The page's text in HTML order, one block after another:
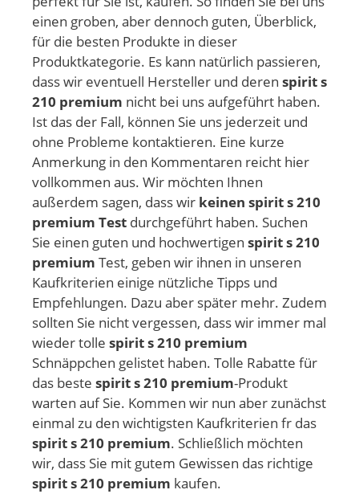
einen groben, aber dennoch guten, Überblick,
für die besten Produkte in dieser
Produktkategorie. Es kann natürlich passieren,
dass wir eventuell Hersteller und deren spirit s
210 premium nicht bei uns aufgeführt haben.
Ist das der Fall, können Sie uns jederzeit und
ohne Probleme kontaktieren. Eine kurze
Anmerkung in den Kommentaren reicht hier
vollkommen aus. Wir möchten Ihnen
außerdem sagen, dass wir keinen spirit s 210
premium Test durchgeführt haben. Suchen
Sie einen guten und hochwertigen spirit s 210
premium Test, geben wir ihnen in unseren
Kaufkriterien einige nützliche Tipps und
Empfehlungen. Dazu aber später mehr. Zudem
sollten Sie nicht vergessen, dass wir immer mal
wieder tolle spirit s 210 premium
Schnäppchen gelistet haben. Tolle Rabatte für
das beste spirit s 210 premium-Produkt
warten auf Sie. Kommen wir nun aber zunächst
einmal zu den wichtigsten Kaufkriterien fr das
spirit s 210 premium. Schließlich möchten
wir, dass Sie mit gutem Gewissen das richtige
spirit s 210 premium kaufen.